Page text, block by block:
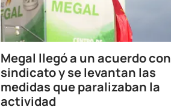
Megal llegó a un acuerdo
sindicato y se levantan las
medidas que paralizaban la
actividad